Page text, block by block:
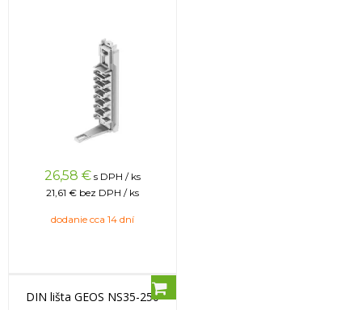
26,58 € s DPH / ks
21,61 € bez DPH / ks
dodanie cca 14 dní
DIN lišta GEOS NS35-250